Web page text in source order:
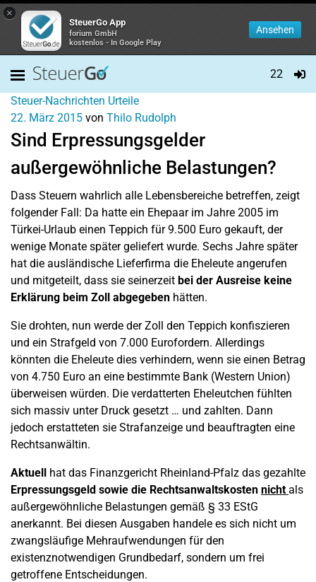
×
SteuerGo App
forium GmbH
kostenlos - In Google Play
Ansehen
22
Steuer-Nachrichten Urteile
22. März 2015 von Thilo Rudolph
Sind Erpressungsgelder
außergewöhnliche Belastungen?
Dass Steuern wahrlich alle Lebensbereiche betreffen, zeigt
folgender Fall: Da hatte ein Ehepaar im Jahre 2005 im
Türkei-Urlaub einen Teppich für 9.500 Euro gekauft, der
wenige Monate später geliefert wurde. Sechs Jahre später
hat die ausländische Lieferfirma die Eheleute angerufen
und mitgeteilt, dass sie seinerzeit bei der Ausreise keine
Erklärung beim Zoll abgegeben hätten.
Sie drohten, nun werde der Zoll den Teppich konfiszieren
und ein Strafgeld von 7.000 Eurofordern. Allerdings
könnten die Eheleute dies verhindern, wenn sie einen Betrag
von 4.750 Euro an eine bestimmte Bank (Western Union)
überweisen würden. Die verdatterten Eheleutchen fühlten
sich massiv unter Druck gesetzt … und zahlten. Dann
jedoch erstatteten sie Strafanzeige und beauftragten eine
Rechtsanwältin.
Aktuell hat das Finanzgericht Rheinland-Pfalz das gezahlte
Erpressungsgeld sowie die Rechtsanwaltskosten nicht als
außergewöhnliche Belastungen gemäß § 33 EStG
anerkannt. Bei diesen Ausgaben handele es sich nicht um
zwangsläufige Mehraufwendungen für den
existenznotwendigen Grundbedarf, sondern um frei
getroffene Entscheidungen.